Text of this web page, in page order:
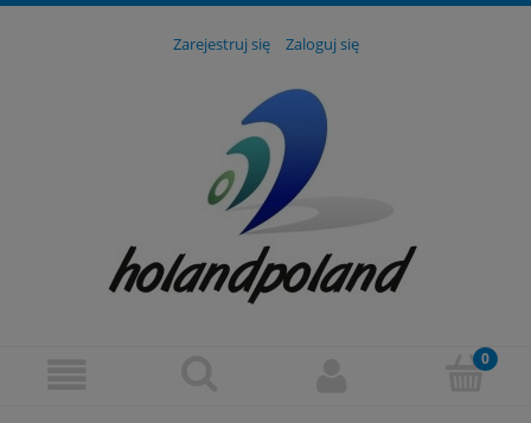
Zarejestruj się Zaloguj się